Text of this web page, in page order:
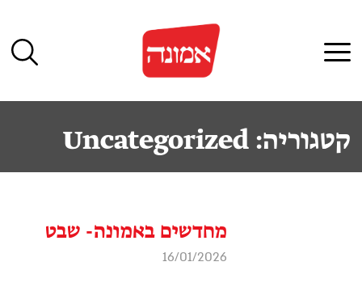
לתוכן
קטגוריה: Uncategorized
מחדשים באמונה- שבט
16/01/2026